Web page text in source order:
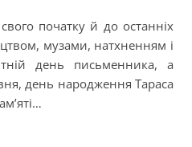
початку й до останніх
музами, натхненням і
день письменника, а
день народження Тараса